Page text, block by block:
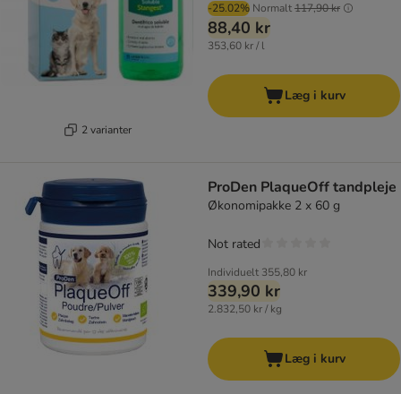
2 varianter
-25.02% Normalt117,90 kr
88,40 kr
353,60 kr / l
Læg i kurv
ProDen PlaqueOff tandpleje
Økonomipakke 2 x 60 g
Individuelt 355,80 kr
339,90 kr
2.832,50 kr / kg
Not rated
Læg i kurv